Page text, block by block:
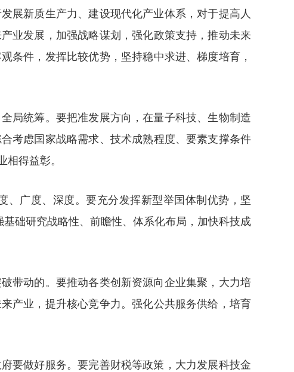
展新质生产力、建设现代化产业体系，对于提高人
业发展，加强战略谋划，强化政策支持，推动未来
条件，发挥比较优势，坚持稳中求进、梯度培育，
局统筹。要把准发展方向，在量子科技、生物制造
考虑国家战略需求、技术成熟程度、要素支撑条件
得益彰。
广度、深度。要充分发挥新型举国体制优势，坚
础研究战略性、前瞻性、体系化布局，加快科技成
带动的。要推动各类创新资源向企业集聚，大力培
产业，提升核心竞争力。强化公共服务供给，培育
要做好服务。要完善财税等政策，大力发展科技金